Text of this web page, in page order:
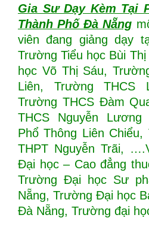
Gia Sư Dạy Kèm Tại
Thành Phố Đà Nẵng
viên đang giảng dạy
Trường Tiểu học Bùi
học Võ Thị Sáu,
Liên, Trường THCS
Trường THCS Đàm
THCS Nguyễn
Phổ Thông Liên
THPT Nguyễn Trãi,
Đại học – Cao đẳng
Trường Đại học Sư
Nẵng, Trường Đại học
Đà Nẵng, Trường đại